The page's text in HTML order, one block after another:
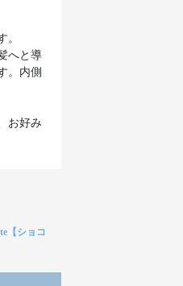
。
へと導
。内側
お好み
【ショコ